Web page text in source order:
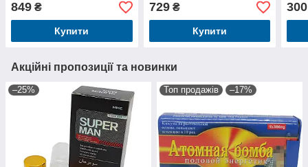
849 ₴
Купити
729₴
Купити
на
300
Акційні пропозиції та новинки
–25% Топ продажів –17%